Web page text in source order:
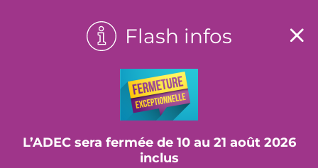
Flash infos
L’ADEC sera fermée de 10 au 21 août 2026
inclus